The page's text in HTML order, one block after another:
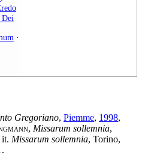
Dei
·
Gregoriano, Piemme, 1998,
, Missarum sollemnia,
it. Missarum sollemnia, Torino,